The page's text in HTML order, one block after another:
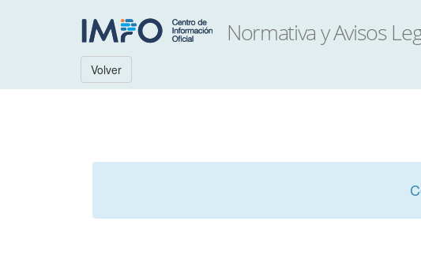
Volver